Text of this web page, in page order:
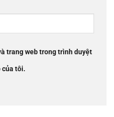
trang web trong trình duyệt
của tôi.